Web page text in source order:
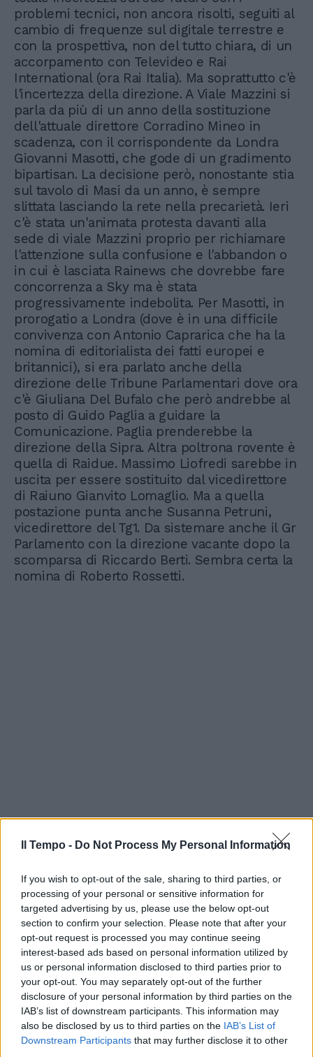
Il Tempo - Do Not Process My Personal Information
If you wish to opt-out of the sale, sharing to third parties, or
processing of your personal or sensitive information for
targeted advertising by us, please use the below opt-out
section to confirm your selection. Please note that after your
opt-out request is processed you may continue seeing
interest-based ads based on personal information utilized by
us or personal information disclosed to third parties prior to
your opt-out. You may separately opt-out of the further
disclosure of your personal information by third parties on the
IAB’s list of downstream participants. This information may
also be disclosed by us to third parties on the IAB’s List of
Downstream Participants that may further disclose it to other
problemi tecnici, non ancora risolti, seguiti al
cambio di frequenze sul digitale terrestre e
con la prospettiva, non del tutto chiara, di un
accorpamento con Televideo e Rai
International (ora Rai Italia). Ma soprattutto c'è
l'incertezza della direzione. A Viale Mazzini si
parla da più di un anno della sostituzione
dell'attuale direttore Corradino Mineo in
scadenza, con il corrispondente da Londra
Giovanni Masotti, che gode di un gradimento
bipartisan. La decisione però, nonostante stia
sul tavolo di Masi da un anno, è sempre
slittata lasciando la rete nella precarietà. Ieri
c'è stata un'animata protesta davanti alla
sede di viale Mazzini proprio per richiamare
l'attenzione sulla confusione e l'abbandon o
in cui è lasciata Rainews che dovrebbe fare
concorrenza a Sky ma è stata
progressivamente indebolita. Per Masotti, in
prorogatio a Londra (dove è in una difficile
convivenza con Antonio Caprarica che ha la
nomina di editorialista dei fatti europei e
britannici), si era parlato anche della
direzione delle Tribune Parlamentari dove ora
c'è Giuliana Del Bufalo che però andrebbe al
posto di Guido Paglia a guidare la
Comunicazione. Paglia prenderebbe la
direzione della Sipra. Altra poltrona rovente è
quella di Raidue. Massimo Liofredi sarebbe in
uscita per essere sostituito dal vicedirettore
di Raiuno Gianvito Lomaglio. Ma a quella
postazione punta anche Susanna Petruni,
vicedirettore del Tg1. Da sistemare anche il Gr
Parlamento con la direzione vacante dopo la
scomparsa di Riccardo Berti. Sembra certa la
nomina di Roberto Rossetti.
In evidenza